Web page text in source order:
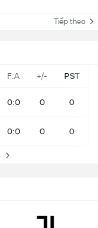
Tiếp theo
F:A +/- PST
0:0 0 0
0:0 0 0